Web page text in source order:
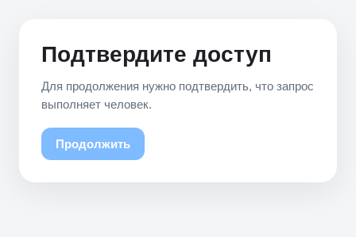
Подтвердите доступ
Для продолжения нужно подтвердить, что запрос
выполняет человек.
Продолжить